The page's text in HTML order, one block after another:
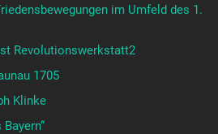
im Umfeld des 1.
Revolutionswerkstatt2
1705
Klinke